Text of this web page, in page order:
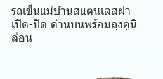
รถเข็นแม่บ้านสแตนเลสฝา
เปิด-ปิด ด้านบนพร้อมถุงคูนิ
ล่อน